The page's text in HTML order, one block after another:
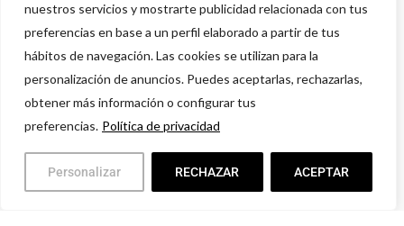
nuestros servicios y mostrarte publicidad relacionada con tus
preferencias en base a un perfil elaborado a partir de tus
hábitos de navegación. Las cookies se utilizan para la
personalización de anuncios. Puedes aceptarlas, rechazarlas,
obtener más información o configurar tus
preferencias. Política de privacidad
Personalizar RECHAZAR ACEPTAR